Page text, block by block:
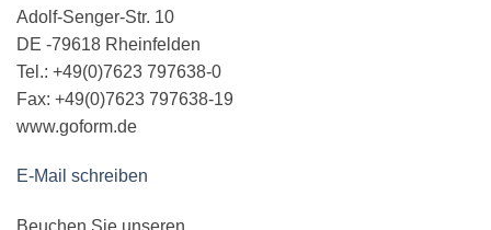
Adolf-Senger-Str. 10
DE -79618 Rheinfelden
Tel.: +49(0)7623 797638-0
Fax: +49(0)7623 797638-19
www.goform.de
E-Mail schreiben